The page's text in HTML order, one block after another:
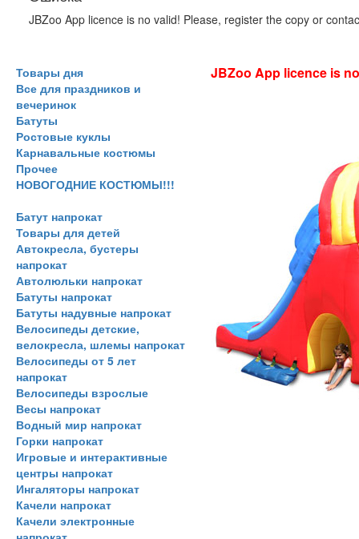
JBZoo App licence is no valid! Please, register the copy or
Товары дня
Все для праздников и
вечеринок
Батуты
Ростовые куклы
Карнавальные костюмы
Прочее
НОВОГОДНИЕ КОСТЮМЫ!!!
Батут напрокат
Товары для детей
Автокресла, бустеры
напрокат
Автолюльки напрокат
Батуты напрокат
Батуты надувные напрокат
Велосипеды детские,
велокресла, шлемы напрокат
Велосипеды от 5 лет
напрокат
Велосипеды взрослые
Весы напрокат
Водный мир напрокат
Горки напрокат
Игровые и интерактивные
центры напрокат
Ингаляторы напрокат
Качели напрокат
Качели электронные
JBZoo App licence is